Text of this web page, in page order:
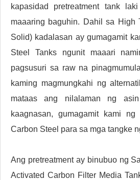
kapasidad pretreatment tank
maaaring baguhin. Dahil sa High
Solid) kadalasan ay gumagamit
Steel Tanks ngunit maaari
pagsusuri sa raw na
kaming magmungkahi ng
mataas ang nilalaman ng
kaagnasan, gumagamit kami
Carbon Steel para sa mga tangke
Ang pretreatment ay binubuo ng
Activated Carbon Filter Media